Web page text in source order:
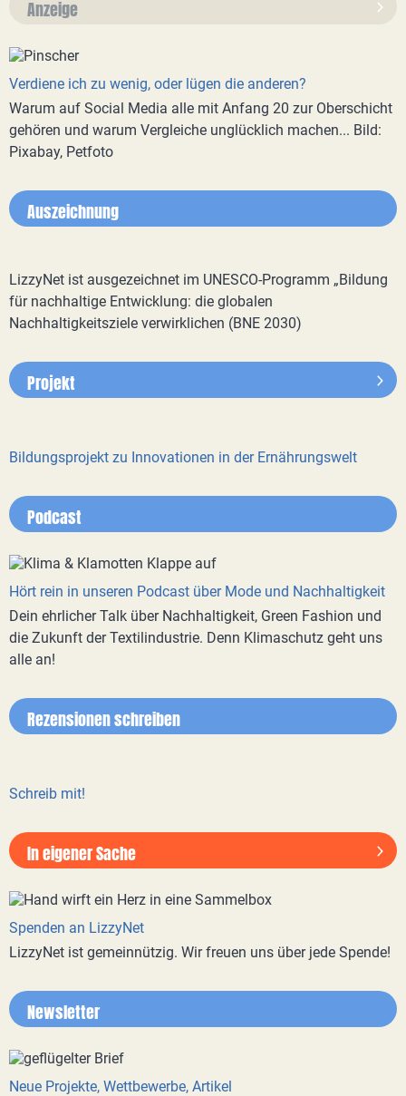
Anzeige
Verdiene ich zu wenig, oder lügen die anderen?
Warum auf Social Media alle mit Anfang 20 zur Oberschicht
gehören und warum Vergleiche unglücklich machen... Bild:
Pixabay, Petfoto
Auszeichnung
LizzyNet ist ausgezeichnet im UNESCO-Programm „Bildung
für nachhaltige Entwicklung: die globalen
Nachhaltigkeitsziele verwirklichen (BNE 2030)
Projekt
Bildungsprojekt zu Innovationen in der Ernährungswelt
Podcast
Hört rein in unseren Podcast über Mode und Nachhaltigkeit
Dein ehrlicher Talk über Nachhaltigkeit, Green Fashion und
die Zukunft der Textilindustrie. Denn Klimaschutz geht uns
alle an!
Rezensionen schreiben
Schreib mit!
In eigener Sache
Spenden an LizzyNet
LizzyNet ist gemeinnützig. Wir freuen uns über jede Spende!
Newsletter
Neue Projekte, Wettbewerbe, Artikel